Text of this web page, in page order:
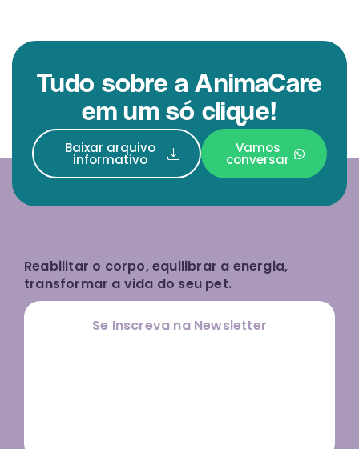
Tudo sobre a AnimaCare
em um só clique!
Baixar arquivo
informativo
Vamos
conversar
Reabilitar o corpo, equilibrar a energia,
transformar a vida do seu pet.
Se Inscreva na Newsletter